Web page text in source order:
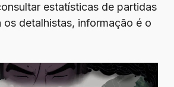
estatísticas de partidas
os detalhistas, informação é o